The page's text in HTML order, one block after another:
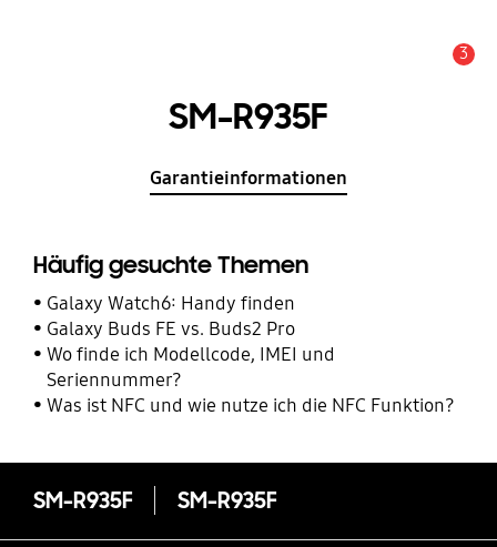
3
SM-R935F
Garantieinformationen
Häufig gesuchte Themen
Galaxy Watch6: Handy finden
Galaxy Buds FE vs. Buds2 Pro
Wo finde ich Modellcode, IMEI und
Seriennummer?
Was ist NFC und wie nutze ich die NFC Funktion?
SM-R935F SM-R935F